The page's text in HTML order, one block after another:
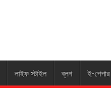
লাইফ স্টাইল ব্লগ ই-পেপার